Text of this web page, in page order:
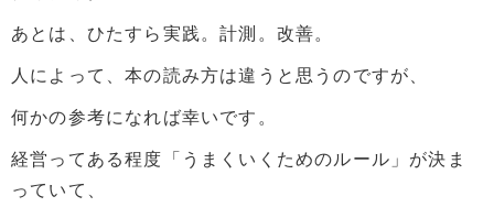
あとは、ひたすら実践。計測。改善。
人によって、本の読み方は違うと思うのですが、
何かの参考になれば幸いです。
経営ってある程度「うまくいくためのルール」が決ま
っていて、